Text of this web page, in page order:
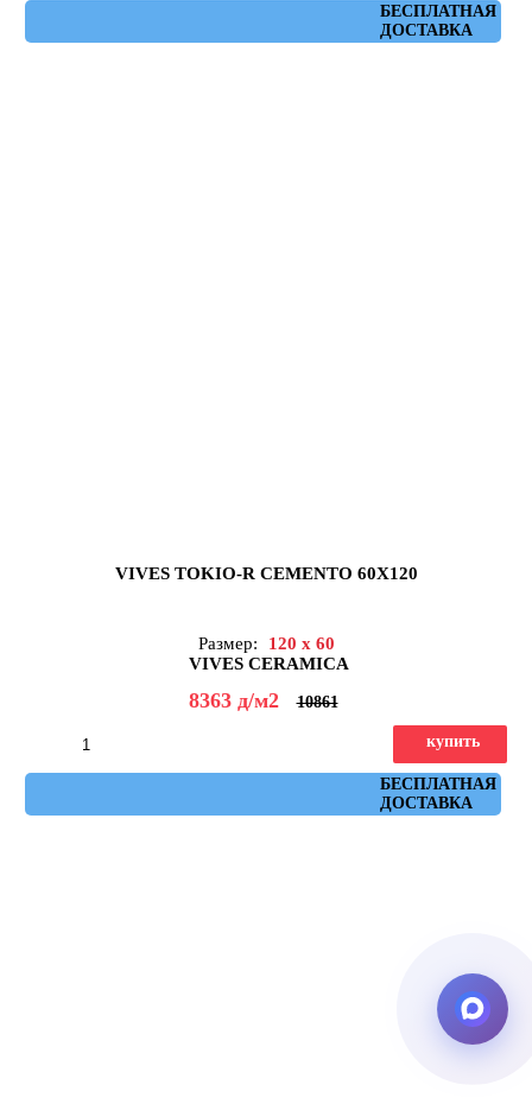
БЕСПЛАТНАЯ
ДОСТАВКА
VIVES TOKIO-R CEMENTO 60X120
Размер:
120 x 60
VIVES CERAMICA
8363 д/м2 10861
БЕСПЛАТНАЯ
ДОСТАВКА
купить